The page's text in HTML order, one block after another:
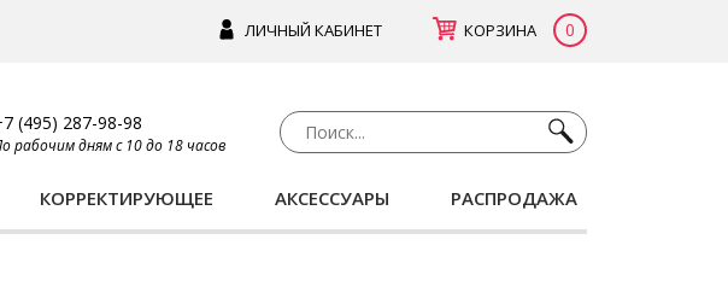
ЛИЧНЫЙ КАБИНЕТ КОРЗИНА 0
(495) 287-98-98
рабочим дням с 10 до 18 часов
КОРРЕКТИРУЮЩЕЕ АКСЕССУАРЫ РАСПРОДАЖА